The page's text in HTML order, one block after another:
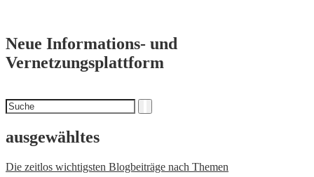
Neue Informations- und
Vernetzungsplattform
Suchen
nach
ausgewähltes
Die zeitlos wichtigsten Blogbeiträge nach Themen